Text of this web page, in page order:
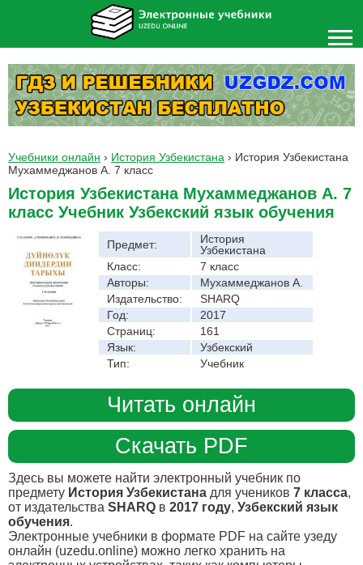
Учебники онлайн › История Узбекистана › История Узбекистана
Мухаммеджанов А. 7 класс
История Узбекистана Мухаммеджанов А. 7
класс Учебник Узбекский язык обучения
Предмет:
История
Узбекистана
Класс:
7 класс
Авторы:
Мухаммеджанов А.
Издательство:
SHARQ
Год:
2017
Страниц:
161
Язык:
Узбекский
Тип:
Учебник
Читать онлайн
Скачать PDF
Здесь вы можете найти электронный учебник по
предмету История Узбекистана для учеников 7 класса,
от издательства SHARQ в 2017 году, Узбекский язык
обучения.
Электронные учебники в формате PDF на сайте узеду
онлайн (uzedu.online) можно легко хранить на